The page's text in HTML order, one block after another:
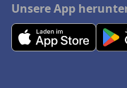
Unsere App